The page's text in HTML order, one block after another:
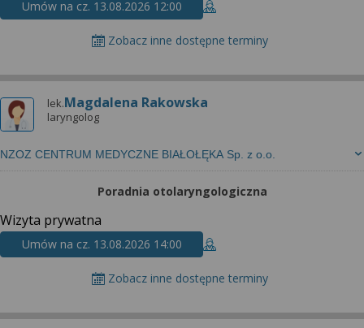
Umów na cz. 13.08.2026 12:00
Zobacz inne dostępne terminy
lek.Magdalena Rakowska
laryngolog
NZOZ CENTRUM MEDYCZNE BIAŁOŁĘKA Sp. z o.o.
Poradnia otolaryngologiczna
Wizyta prywatna
Umów na cz. 13.08.2026 14:00
Zobacz inne dostępne terminy